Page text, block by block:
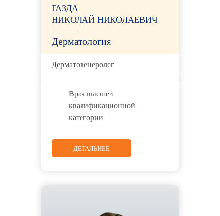
ГАЗДА
НИКОЛАЙ НИКОЛАЕВИЧ
Дерматология
Дерматовенеролог
Врач высшей
квалификационной
категории
ДЕТАЛЬНЕЕ